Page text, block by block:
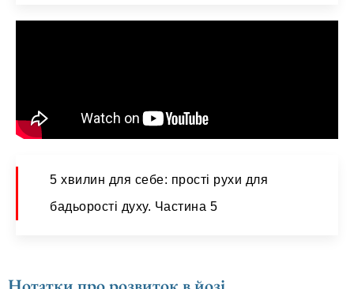
5 хвилин для себе: прості рухи для
бадьорості духу. Частина 5